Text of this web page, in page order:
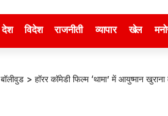
देश विदेश राजनीती व्यापार खेल
बॉलीवुड > हॉरर कॉमेडी फिल्म ‘थामा’ में आयुष्मान